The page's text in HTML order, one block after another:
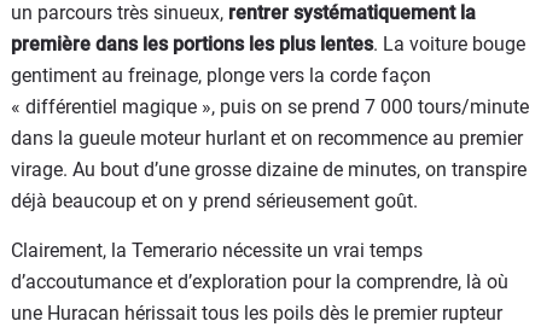
un parcours très sinueux, rentrer systématiquement la
première dans les portions les plus lentes. La voiture bouge
gentiment au freinage, plonge vers la corde façon
« différentiel magique », puis on se prend 7 000 tours/minute
dans la gueule moteur hurlant et on recommence au premier
virage. Au bout d’une grosse dizaine de minutes, on transpire
déjà beaucoup et on y prend sérieusement goût.
Clairement, la Temerario nécessite un vrai temps
d’accoutumance et d’exploration pour la comprendre, là où
une Huracan hérissait tous les poils dès le premier rupteur